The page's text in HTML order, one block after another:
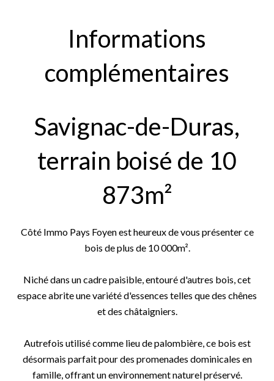
Informations
complémentaires
Savignac-de-Duras,
terrain boisé de 10
873m²
Côté Immo Pays Foyen est heureux de vous présenter ce
bois de plus de 10 000m².
Niché dans un cadre paisible, entouré d'autres bois, cet
espace abrite une variété d'essences telles que des chênes
et des châtaigniers.
Autrefois utilisé comme lieu de palombière, ce bois est
désormais parfait pour des promenades dominicales en
famille, offrant un environnement naturel préservé.